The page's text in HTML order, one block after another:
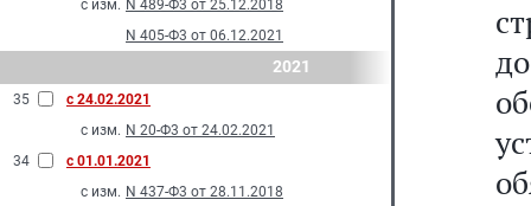
с изм. N 489-Ф3 от 25.12.2018
N 405-Ф3 от 06.12.2021
2021
35
с 24.02.2021
с изм. N 20-Ф3 от 24.02.2021
34
с 01.01.2021
с изм. N 437-Ф3 от 28.11.2018